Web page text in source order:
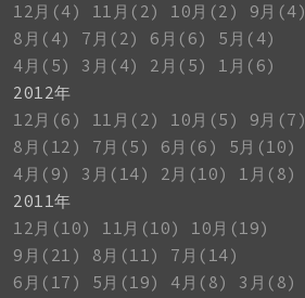
12月(4)
11月(2) 10月(2)
9月(4)
8月(4)
7月(2) 6月(6)
5月(4)
4月(5)
3月(4) 2月(5)
1月(6)
2012年
12月(6)
11月(2) 10月(5)
9月(7)
8月(12)
7月(5) 6月(6)
5月(10)
4月(9)
3月(14) 2月(10)
1月(8)
2011年
12月(10)
11月(10)
10月(19)
9月(21)
8月(11)
7月(14)
6月(17)
5月(19) 4月(8)
3月(8)